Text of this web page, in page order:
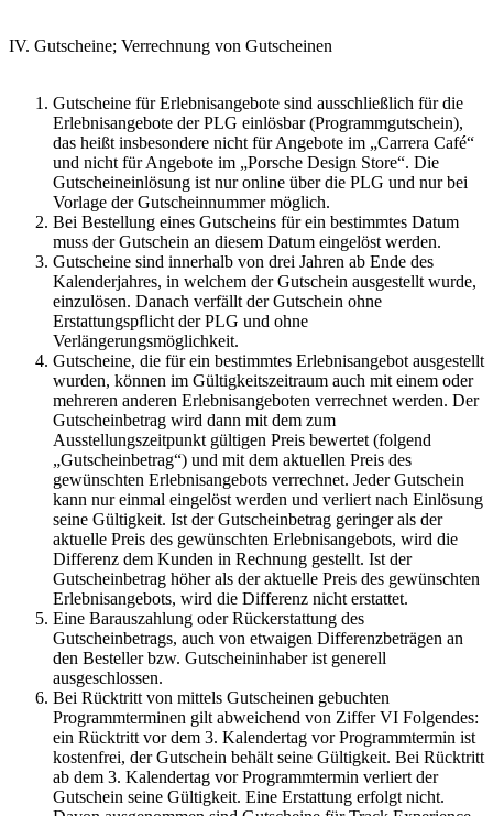
IV. Gutscheine; Verrechnung von Gutscheinen
Gutscheine für Erlebnisangebote sind ausschließlich für die
Erlebnisangebote der PLG einlösbar (Programmgutschein),
das heißt insbesondere nicht für Angebote im „Carrera Café“
und nicht für Angebote im „Porsche Design Store“. Die
Gutscheineinlösung ist nur online über die PLG und nur bei
Vorlage der Gutscheinnummer möglich.
Bei Bestellung eines Gutscheins für ein bestimmtes Datum
muss der Gutschein an diesem Datum eingelöst werden.
Gutscheine sind innerhalb von drei Jahren ab Ende des
Kalenderjahres, in welchem der Gutschein ausgestellt wurde,
einzulösen. Danach verfällt der Gutschein ohne
Erstattungspflicht der PLG und ohne
Verlängerungsmöglichkeit.
Gutscheine, die für ein bestimmtes Erlebnisangebot ausgestellt
wurden, können im Gültigkeitszeitraum auch mit einem oder
mehreren anderen Erlebnisangeboten verrechnet werden. Der
Gutscheinbetrag wird dann mit dem zum
Ausstellungszeitpunkt gültigen Preis bewertet (folgend
„Gutscheinbetrag“) und mit dem aktuellen Preis des
gewünschten Erlebnisangebots verrechnet. Jeder Gutschein
kann nur einmal eingelöst werden und verliert nach Einlösung
seine Gültigkeit. Ist der Gutscheinbetrag geringer als der
aktuelle Preis des gewünschten Erlebnisangebots, wird die
Differenz dem Kunden in Rechnung gestellt. Ist der
Gutscheinbetrag höher als der aktuelle Preis des gewünschten
Erlebnisangebots, wird die Differenz nicht erstattet.
Eine Barauszahlung oder Rückerstattung des
Gutscheinbetrags, auch von etwaigen Differenzbeträgen an
den Besteller bzw. Gutscheininhaber ist generell
ausgeschlossen.
Bei Rücktritt von mittels Gutscheinen gebuchten
Programmterminen gilt abweichend von Ziffer VI Folgendes:
ein Rücktritt vor dem 3. Kalendertag vor Programmtermin ist
kostenfrei, der Gutschein behält seine Gültigkeit. Bei Rücktritt
ab dem 3. Kalendertag vor Programmtermin verliert der
Gutschein seine Gültigkeit. Eine Erstattung erfolgt nicht.